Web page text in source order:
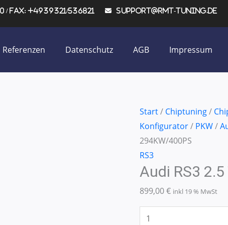
Fax: +4939321/536821 support@rmt-tuning.de
Referenzen Datenschutz AGB Impressum
Start/ Chiptuning/
Konfigurator/ PKW/
294KW/400PS
RS3
Audi RS3
899,00€ inkl 19 % MwSt
Audi
RS3
2.5
TFSI
294KW/400PS